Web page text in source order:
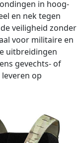
in hoog-
en nek tegen
veiligheid zonder
voor militaire en
uitbreidingen
gevechts- of
op